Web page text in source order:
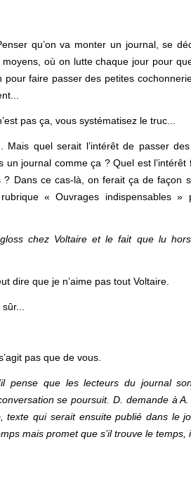
qu’on va monter un journal, se
où on lutte chaque jour pour
pour faire passer des petites
pas ça, vous systématisez le truc...
quel serait l’intérêt de passer
un journal comme ça ? Quel est
? Dans ce cas-là, on ferait ça de façon
rubrique « Ouvrages indispensables
chez Voltaire et le fait que lu
dire que je n’aime pas tout Voltaire.
pas que de vous.
pense que les lecteurs du journal
se poursuit. D. demande à
texte qui serait ensuite publié dans le
mais promet que s’il trouve le temps,